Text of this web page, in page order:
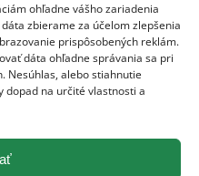
ohľadne vášho zariadenia
zbierame za účelom zlepšenia
prispôsobených reklám.
dáta ohľadne správania sa pri
Nesúhlas, alebo stiahnutie
dopad na určité vlastnosti a